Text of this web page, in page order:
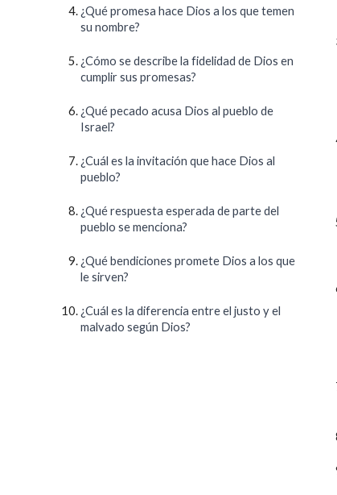
¿Qué promesa hace Dios a los que temen
su nombre?
¿Cómo se describe la fidelidad de Dios en
cumplir sus promesas?
¿Qué pecado acusa Dios al pueblo de
Israel?
¿Cuál es la invitación que hace Dios al
pueblo?
¿Qué respuesta esperada de parte del
pueblo se menciona?
¿Qué bendiciones promete Dios a los que
le sirven?
¿Cuál es la diferencia entre el justo y el
malvado según Dios?